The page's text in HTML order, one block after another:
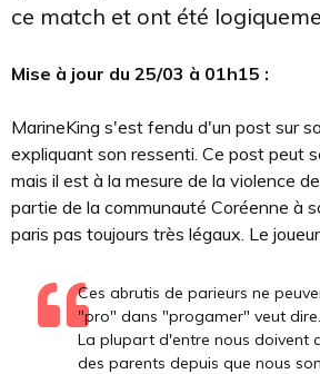
ce match et ont été
Mise à jour du 25/03 à 01h15 :
MarineKing s'est fendu d'un post sur
expliquant son ressenti. Ce post peut
mais il est à la mesure de la violence
partie de la communauté Coréenne à
paris pas toujours très légaux. Le
Ces abrutis de parieurs ne
"pro" dans "progamer" veut
La plupart d'entre nous doivent
des parents depuis que nous